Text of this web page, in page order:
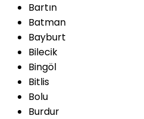
Bartın
Batman
Bayburt
Bilecik
Bingöl
Bitlis
Bolu
Burdur